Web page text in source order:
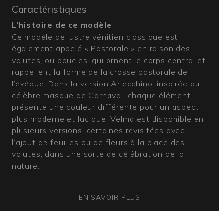
Caractéristiques
L’histoire de ce modèle
Ce modèle de lustre vénitien classique est
également appelé « Pastorale » en raison des
volutes, ou boucles, qui ornent le corps central et
rappellent la forme de la crosse pastorale de
l’évêque. Dans la version Arlecchino, inspirée du
célèbre masque de Carnaval, chaque élément
présente une couleur différente pour un aspect
plus moderne et ludique. Velma est disponible en
plusieurs versions, certaines revisitées avec
l’ajout de feuilles ou de fleurs à la place des
volutes, dans une sorte de célébration de la
nature.
Comme les autres variantes de Velma, ce lustre
EN SAVOIR PLUS